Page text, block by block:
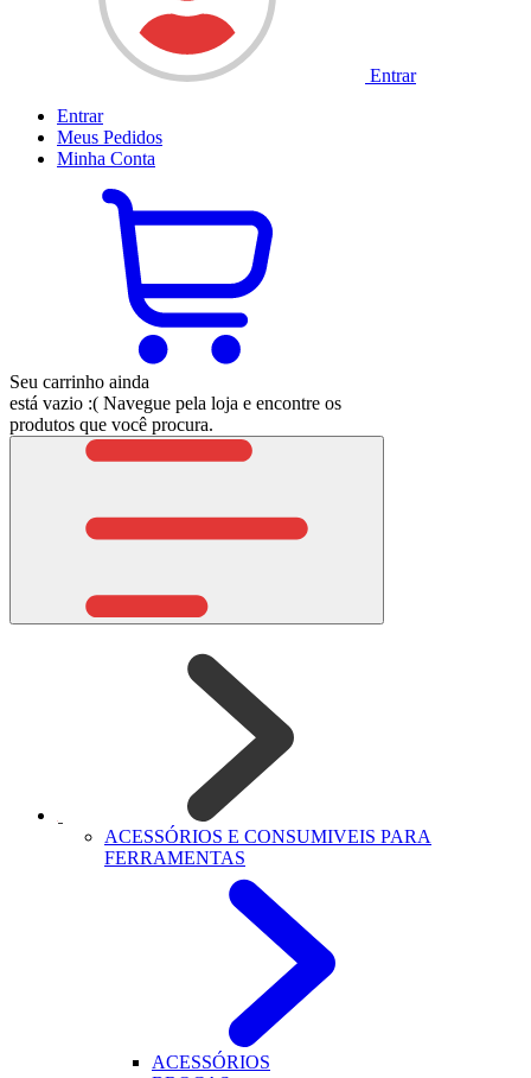
Entrar
Entrar
Meus Pedidos
Minha Conta
Seu carrinho ainda
está vazio :( Navegue pela loja e encontre os
produtos que você procura.
ACESSÓRIOS E CONSUMIVEIS PARA
FERRAMENTAS
ACESSÓRIOS